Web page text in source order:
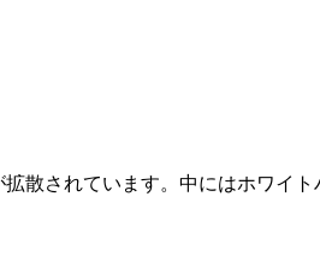
散されています。中にはホワ